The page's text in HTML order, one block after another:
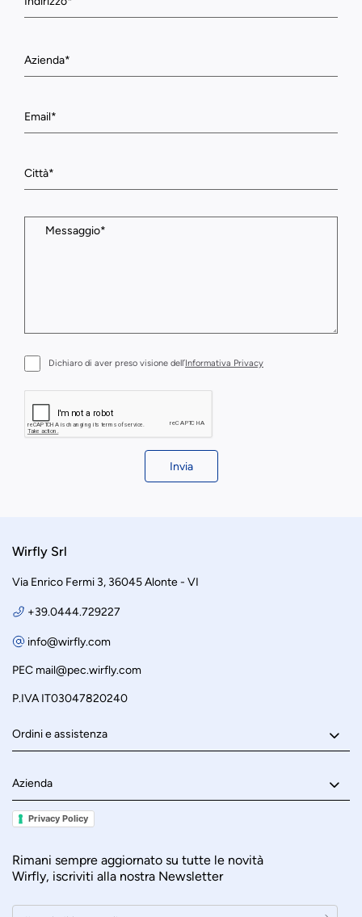
Dichiaro di aver preso visione dell’Informativa Privacy
Invia
Wirfly Srl
Via Enrico Fermi 3, 36045 Alonte - VI
+39.0444.729227
info@wirfly.com
PEC mail@pec.wirfly.com
P.IVA IT03047820240
Ordini e assistenza
Azienda
Privacy Policy
Rimani sempre aggiornato su tutte le novità
Wirfly, iscriviti alla nostra Newsletter